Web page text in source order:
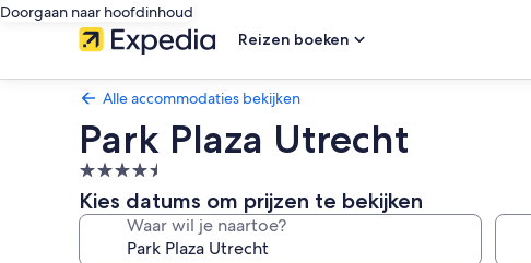
Doorgaan naar hoofdinhoud
Reizen boeken
Alle accommodaties bekijken
Park Plaza Utrecht
4.5-
sterrenaccommodatie
Kies datums om prijzen te bekijken
Waar wil je naartoe?